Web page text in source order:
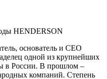
HENDERSON
основатель и CEO
одной из крупнейших
в России. В прошлом –
компаний. Степень